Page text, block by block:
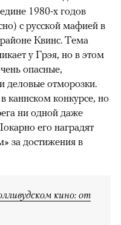
1980-х годов
с русской мафией в
Квинс. Тема
у Грэя, но в этом
опасные,
деловые отморозки.
каннском конкурсе, но
ни одной даже
его наградят
за достижения в
кино: от